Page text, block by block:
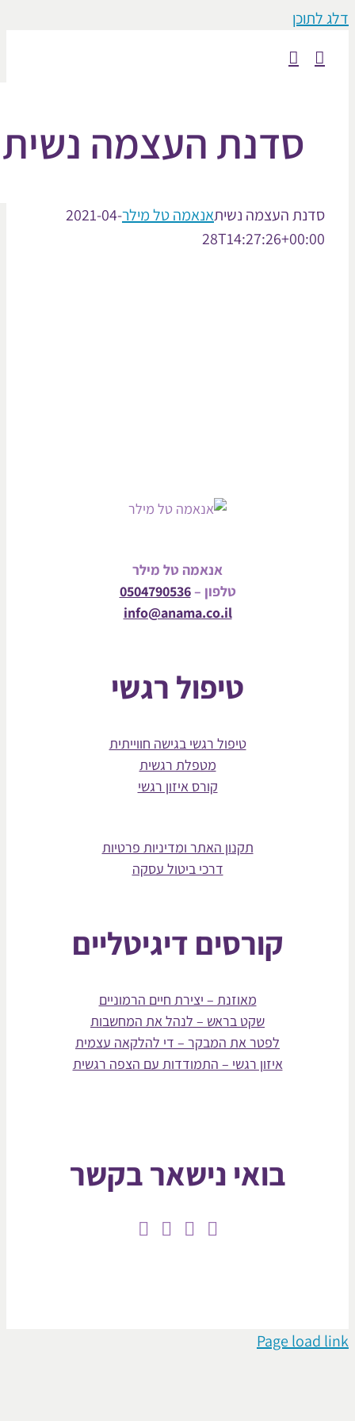
סדנת העצמה נשית
העצמה נשיתאנאמה טל מילר2021-04-
אנאמה טל מילר
טלפון –0504790536
info@anama.co.il
טיפול רגשי
טיפול רגשי בגישה חווייתית
מטפלת רגשית
קורס איזון רגשי
תקנון האתר ומדיניות פרטיות
דרכי ביטול עסקה
קורסים דיגיטליים
מאוזנת – יצירת חיים הרמוניים
שקט בראש – לנהל את המחשבות
לפטר את המבקר – די להלקאה עצמית
איזון רגשי – התמודדות עם הצפה רגשית
בואי נישאר בקשר
Page